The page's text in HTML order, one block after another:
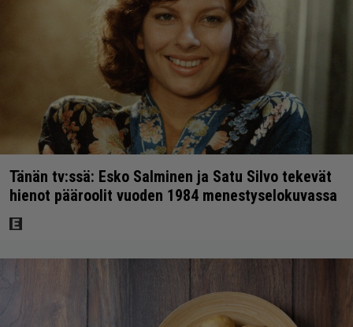
Tänän tv:ssä: Esko Salminen ja Satu Silvo tekevät
hienot pääroolit vuoden 1984 menestyselokuvassa